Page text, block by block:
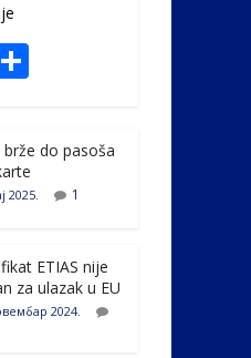
er ar
e
brže do pasoša
2025. 1
ETIAS nije
za ulazak u EU
2024.